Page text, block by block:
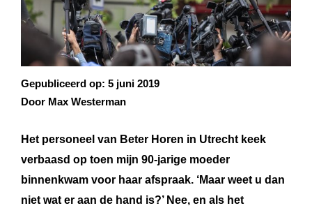
Gepubliceerd op: 5 juni 2019
Door Max Westerman
Het personeel van Beter Horen in Utrecht keek
verbaasd op toen mijn 90-jarige moeder
binnenkwam voor haar afspraak. ‘Maar weet u dan
niet wat er aan de hand is?’ Nee, en als het